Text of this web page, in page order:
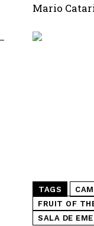
Mario
TAGS
FRUIT OF
SALA DE